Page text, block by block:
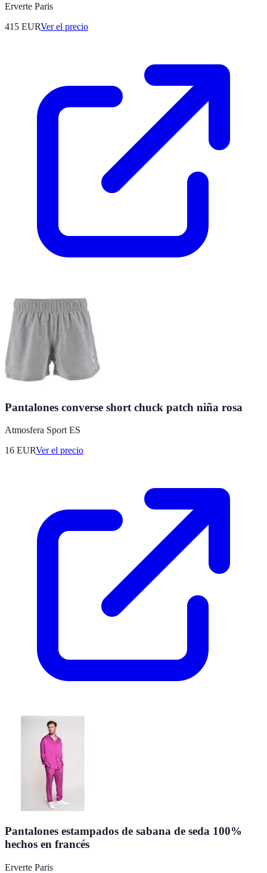
Erverte Paris
415 EURVer el precio
Pantalones converse short chuck patch niña rosa
Atmosfera Sport ES
16 EURVer el precio
Pantalones estampados de sabana de seda 100%
hechos en francés
Erverte Paris